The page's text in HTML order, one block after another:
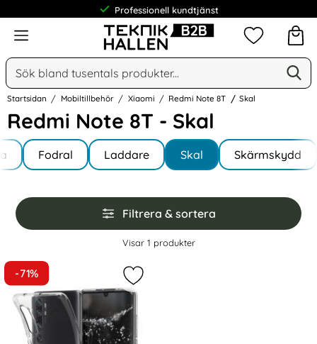
Professionell kundtjänst
Meny
Sök
Sök på Narse Group AB
Mina
Startsidan Mobiltillbehör Xiaomi Redmi Note 8T Skal
Redmi Note 8T - Skal
Hoppa
till
produkter
Underkategorier
Note 8TFodral Laddare Skal Skärmskydd
Hoppa
över
filtersektionen
Filtrera & sortera
Filtrera & sortera
Visar 1 produkter
produktlista
-71%
Markera xiaomi Redmi Note 8T -